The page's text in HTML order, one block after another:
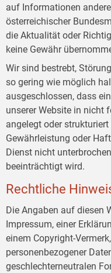
auf Informationen
österreichischer
die Aktualität oder
keine Gewähr
Wir sind bestrebt,
so gering wie möglich
ausgeschlossen, dass
unserer Website in nicht
angelegt oder
Gewährleistung oder
Dienst nicht
beeinträchtigt wird.
Rechtliche
Die Angaben auf diesen
Impressum, einer
einem Copyright-
personenbezogener
geschlechterneutralen